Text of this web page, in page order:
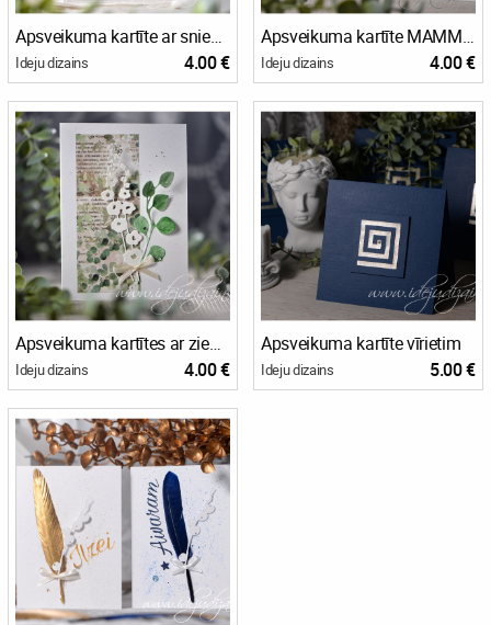
Apsveikuma kartīte ar sniegpulkstenītēm
Ideju dizains 4.00 €
Apsveikuma kartīte MAMMAI
Ideju dizains 4.00 €
Apsveikuma kartītes ar ziediem
Ideju dizains 4.00 €
Apsveikuma kartīte vīrietim
Ideju dizains 5.00 €